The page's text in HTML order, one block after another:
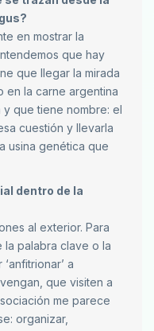
en mostrar la
que hay
que llegar la mirada
en la carne argentina
que tiene nombre: el
cuestión y llevarla
usina genética que
dentro de la
al exterior. Para
la palabra clave o la
a
que visiten a
me parece
organizar,